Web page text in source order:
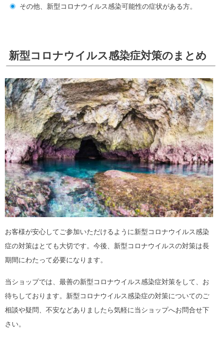
その他、新型コロナウイルス感染可能性の症状がある方。
新型コロナウイルス感染症対策のまとめ
お客様が安心してご参加いただけるように新型コロナウイルス感染
症の対策はとても大切です。今後、新型コロナウイルスの対策は長
期間にわたって必要になります。
当ショップでは、最善の新型コロナウイルス感染症対策をして、お
待ちしております。新型コロナウイルス感染症の対策についてのご
相談や疑問、不安などありましたら気軽に当ショップへお問合せ下
さい。